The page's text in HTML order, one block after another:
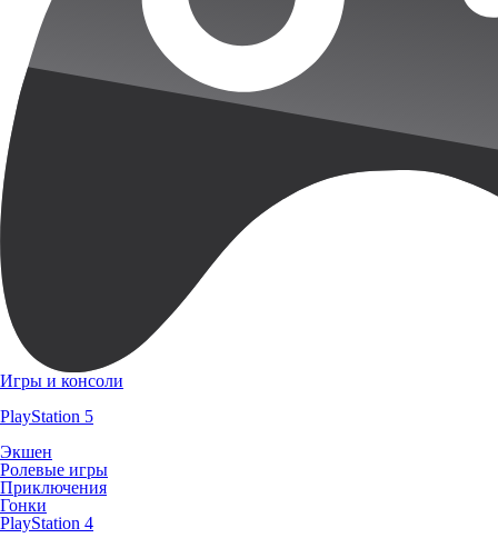
Игры и консоли
PlayStation 5
Экшен
Ролевые игры
Приключения
Гонки
PlayStation 4